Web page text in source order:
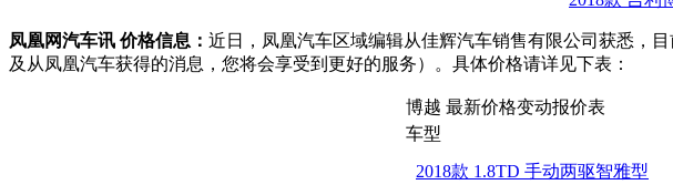
凤凰网汽车讯 价格信息： 近日，凤凰汽车区域编辑从佳辉汽车销售有限公司获悉，
及从凤凰汽车获得的消息，您将会享受到更好的服务）。具体价格请详见下表：
博越 最新价格变动报价表
车型
2018款 1.8TD 手动两驱智雅型